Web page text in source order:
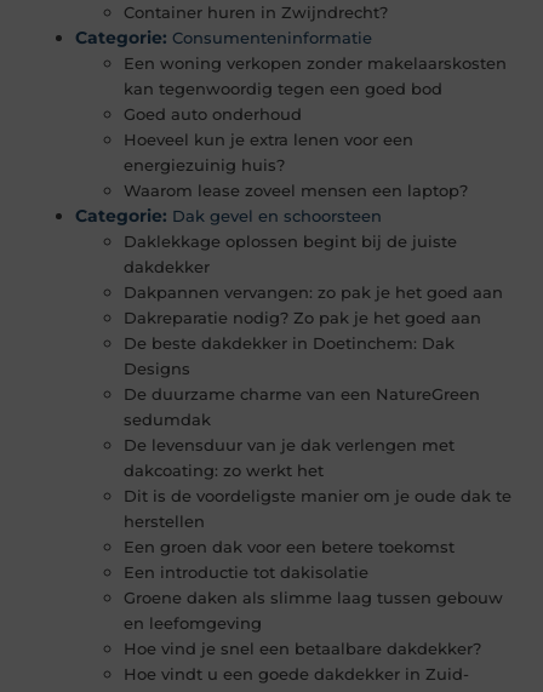
Container huren in Zwijndrecht?
Categorie: Consumenteninformatie
Een woning verkopen zonder makelaarskosten
kan tegenwoordig tegen een goed bod
Goed auto onderhoud
Hoeveel kun je extra lenen voor een
energiezuinig huis?
Waarom lease zoveel mensen een laptop?
Categorie: Dak gevel en schoorsteen
Daklekkage oplossen begint bij de juiste
dakdekker
Dakpannen vervangen: zo pak je het goed aan
Dakreparatie nodig? Zo pak je het goed aan
De beste dakdekker in Doetinchem: Dak
Designs
De duurzame charme van een NatureGreen
sedumdak
De levensduur van je dak verlengen met
dakcoating: zo werkt het
Dit is de voordeligste manier om je oude dak te
herstellen
Een groen dak voor een betere toekomst
Een introductie tot dakisolatie
Groene daken als slimme laag tussen gebouw
en leefomgeving
Hoe vind je snel een betaalbare dakdekker?
Hoe vindt u een goede dakdekker in Zuid-